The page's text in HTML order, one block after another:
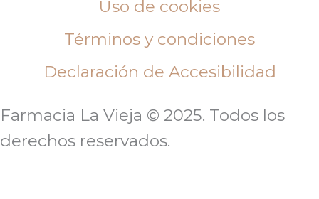
Uso de cookies
Términos y condiciones
Declaración de Accesibilidad
Farmacia La Vieja © 2025. Todos los
derechos reservados.